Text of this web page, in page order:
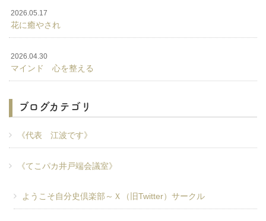
2026.05.17
花に癒やされ
2026.04.30
マインド 心を整える
ブログカテゴリ
《代表 江波です》
《てこパカ井戸端会議室》
ようこそ自分史倶楽部～Ｘ（旧Twitter）サークル